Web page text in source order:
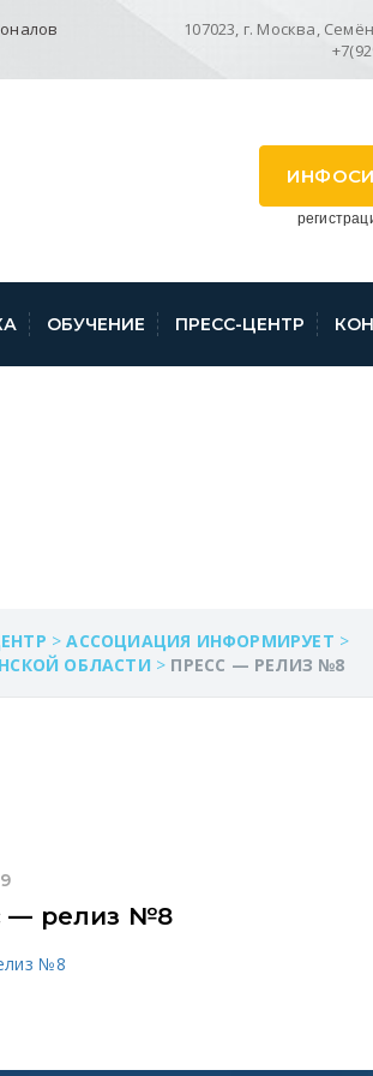
107023, г. Москва,
ОБУЧЕНИЕ ПРЕСС-ЦЕНТР
>АССОЦИАЦИЯ ИНФОРМИРУЕТ >
ОБЛАСТИ > ПРЕСС — РЕЛИЗ №8
— релиз №8
№8